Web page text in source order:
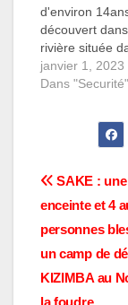
d'environ
découvert
rivière située
commune
en ville de
la victime
été découvert
traverser la
sources les…
janvier 1, 2023
Dans "Securité"
de
SAKE :
enceinte et 4
personnes
un camp de
KIZIMBA au